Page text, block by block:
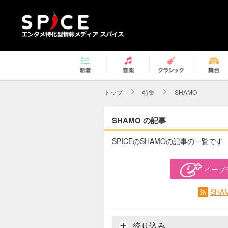
トップ 特集 SHAMO
SHAMO の記事
SPICEのSHAMOの記事の一覧です
イープ